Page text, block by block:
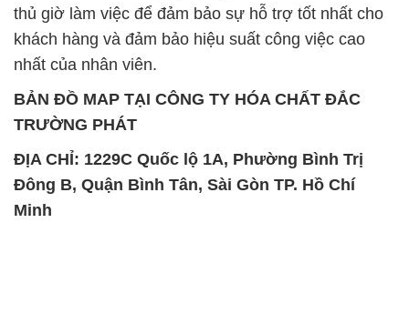
thủ giờ làm việc để đảm bảo sự hỗ trợ tốt nhất cho
khách hàng và đảm bảo hiệu suất công việc cao
nhất của nhân viên.
BẢN ĐỒ MAP TẠI CÔNG TY HÓA CHẤT ĐẮC
TRƯỜNG PHÁT
ĐỊA CHỈ: 1229C Quốc lộ 1A, Phường Bình Trị
Đông B, Quận Bình Tân, Sài Gòn TP. Hồ Chí
Minh